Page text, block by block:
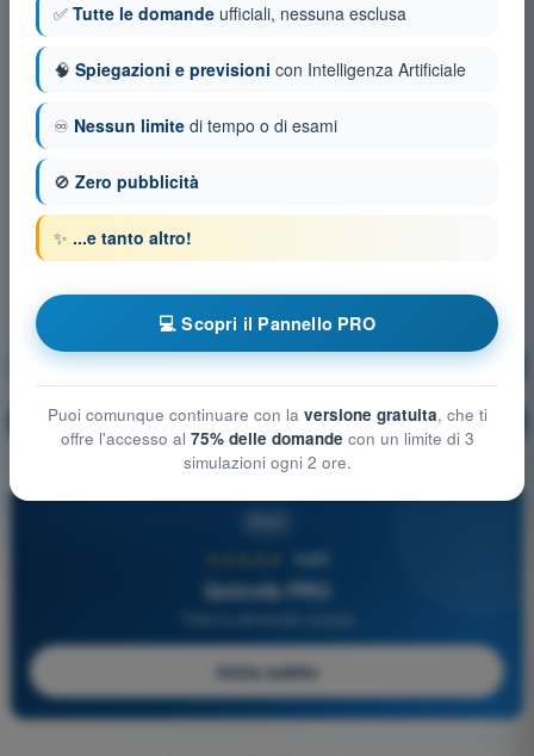
Comunicazioni Allenamento!
🔒 PRO Spiegazione domanda
4,6/5
Quizvds PRO
Inizia subito
✅ Tutte le domande ufficiali, nessuna esclusa
🧠 Spiegazioni e previsioni con Intelligenza Artificiale
♾️ Nessun limite di tempo o di esami
🚫 Zero pubblicità
✨ ...e tanto altro!
💻 Scopri il Pannello PRO
Puoi comunque continuare con la versione gratuita, che ti
offre l'accesso al 75% delle domande con un limite di 3
simulazioni ogni 2 ore.